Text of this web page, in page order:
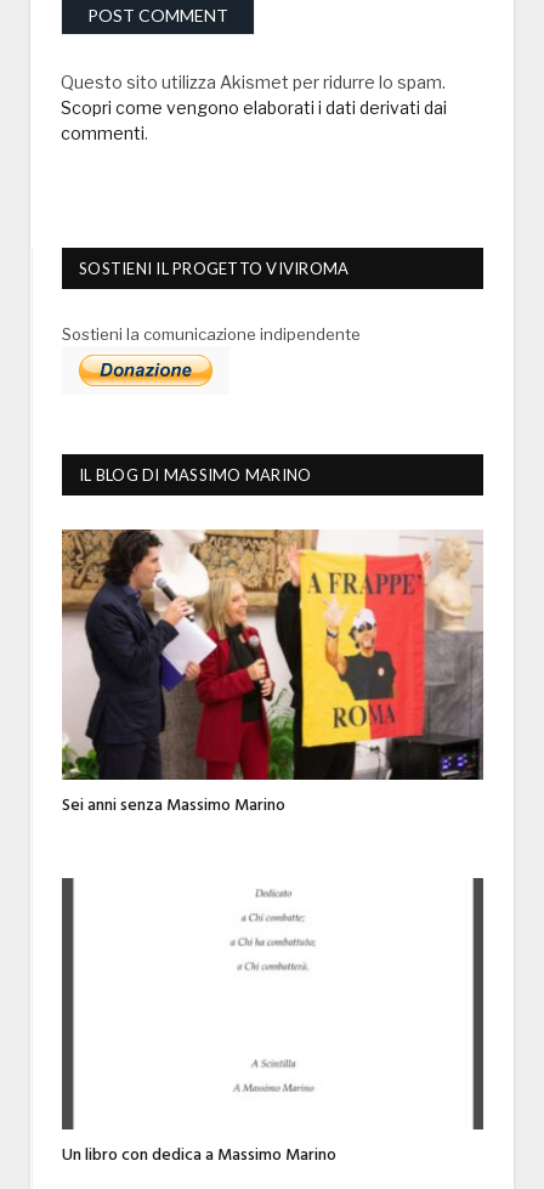
Questo sito utilizza Akismet per ridurre lo spam.
Scopri come vengono elaborati i dati derivati dai
commenti.
SOSTIENI IL PROGETTO VIVIROMA
Sostieni la comunicazione indipendente
IL BLOG DI MASSIMO MARINO
Sei anni senza Massimo Marino
Un libro con dedica a Massimo Marino